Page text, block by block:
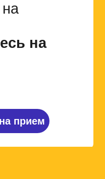
на
прием